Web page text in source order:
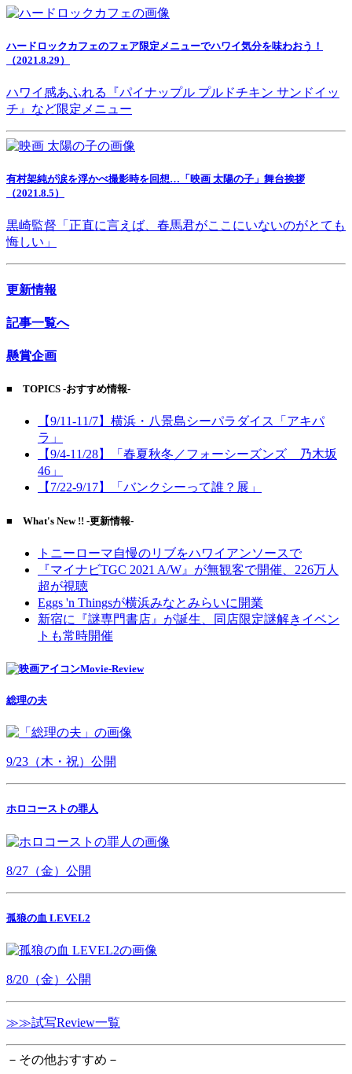
ハードロックカフェのフェア限定メニューでハワイ気分を味わおう！
（2021.8.29）
ハワイ感あふれる『パイナップル プルドチキン サンドイッ
チ』など限定メニュー
有村架純が涙を浮かべ撮影時を回想…「映画 太陽の子」舞台挨拶
（2021.8.5）
黒崎監督「正直に言えば、春馬君がここにいないのがとても
悔しい」
更新情報
記事一覧へ
懸賞企画
■ TOPICS -おすすめ情報-
【9/11-11/7】横浜・八景島シーパラダイス「アキパ
ラ」
【9/4-11/28】「春夏秋冬／フォーシーズンズ 乃木坂
46」
【7/22-9/17】「バンクシーって誰？展」
■ What's New !! -更新情報-
トニーローマ自慢のリブをハワイアンソースで
『マイナビTGC 2021 A/W』が無観客で開催、226万人
超が視聴
Eggs 'n Thingsが横浜みなとみらいに開業
新宿に『謎専門書店』が誕生、同店限定謎解きイベン
トも常時開催
Movie-Review
総理の夫
9/23（木・祝）公開
ホロコーストの罪人
8/27（金）公開
孤狼の血 LEVEL2
8/20（金）公開
≫≫試写Review一覧
－その他おすすめ－